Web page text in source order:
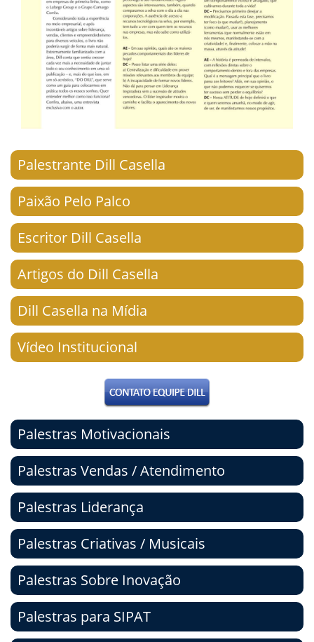
Palestrante Dill Casella
Paixão Pelo Palco
Escritor Dill Casella
Artigos do Dill Casella
Dill Casella na Mídia
Vídeo Institucional
Palestras Motivacionais
Palestras Vendas / Atendimento
Palestras Liderança
Palestras Criativas / Musicais
Palestras Sobre Inovação
Palestras para SIPAT